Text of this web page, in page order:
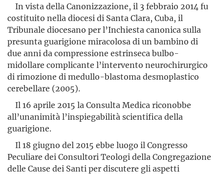
In vista della Canonizzazione, il 3 febbraio 2014 fu
costituito nella diocesi di Santa Clara, Cuba, il
Tribunale diocesano per l’In­chiesta canonica sulla
presunta guarigione miracolosa di un bambino di
due anni da compressione estrinseca bulbo-
midollare complicante l’intervento neurochirurgico
di rimozione di medullo-blastoma desmo­plastico
cerebellare (2005).
Il 16 aprile 2015 la Consulta Medica riconobbe
all’unanimità l’inspiegabilità scientifica della
guarigione.
Il 18 giugno del 2015 ebbe luogo il Congresso
Peculiare dei Consultori Teologi della Congregazione
delle Cause dei Santi per discutere gli aspetti